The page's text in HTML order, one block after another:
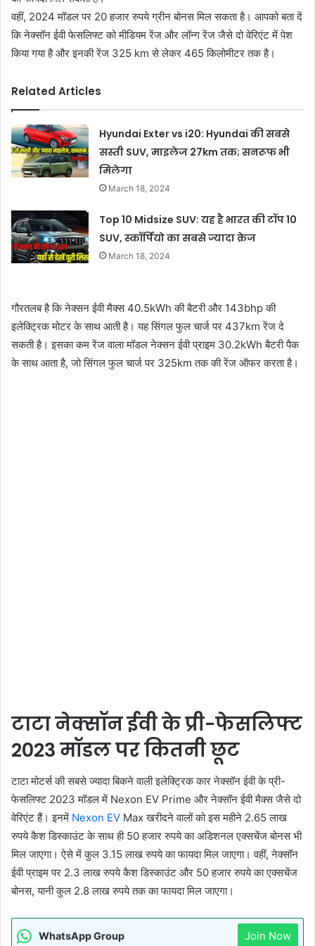
वहीं, 2024 मॉडल पर 20 हजार रुपये ग्रीन बोनस मिल सकता है। आपको बता दें
कि नेक्सॉन ईवी फेसलिफ्ट को मीडियम रेंज और लॉन्ग रेंज जैसे दो वेरिएंट में पेश
किया गया है और इनकी रेंज 325 km से लेकर 465 किलोमीटर तक है।
Related Articles
Hyundai Exter vs i20: Hyundai की सबसे
सस्ती SUV, माइलेज 27km तक; सनरूफ भी
मिलेगा
March 18, 2024
Top 10 Midsize SUV: यह है भारत की टॉप 10
SUV, स्कॉर्पियो का सबसे ज्यादा क्रेज
March 18, 2024
गौरतलब है कि नेक्सन ईवी मैक्स 40.5kWh की बैटरी और 143bhp की
इलेक्ट्रिक मोटर के साथ आती है। यह सिंगल फुल चार्ज पर 437km रेंज दे
सकती है। इसका कम रेंज वाला मॉडल नेक्सन ईवी प्राइम 30.2kWh बैटरी पैक
के साथ आता है, जो सिंगल फुल चार्ज पर 325km तक की रेंज ऑफर करता है।
टाटा नेक्सॉन ईवी के प्री-फेसलिफ्ट
2023 मॉडल पर कितनी छूट
टाटा मोटर्स की सबसे ज्यादा बिकने वाली इलेक्ट्रिक कार नेक्सॉन ईवी के प्री-
फेसलिफ्ट 2023 मॉडल में Nexon EV Prime और नेक्सॉन ईवी मैक्स जैसे दो
वेरिएंट हैं। इनमें Nexon EV Max खरीदने वालों को इस महीने 2.65 लाख
रुपये कैश डिस्काउंट के साथ ही 50 हजार रुपये का अडिशनल एक्सचेंज बोनस भी
मिल जाएगा। ऐसे में कुल 3.15 लाख रुपये का फायदा मिल जाएगा। वहीं, नेक्सॉन
ईवी प्राइम पर 2.3 लाख रुपये कैश डिस्काउंट और 50 हजार रुपये का एक्सचेंज
बोनस, यानी कुल 2.8 लाख रुपये तक का फायदा मिल जाएगा।
WhatsApp Group Join Now